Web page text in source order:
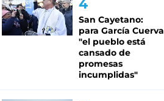
San Cayetano:
para García Cuerva
"el pueblo está
cansado de
promesas
incumplidas"